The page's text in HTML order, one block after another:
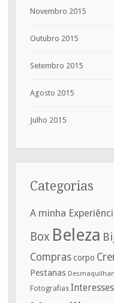
Novembro 2015
Outubro 2015
Setembro 2015
Agosto 2015
Julho 2015
Categorias
A minha
Box Beleza
Comprascorpo
Pestanas
Fotografias Interesses